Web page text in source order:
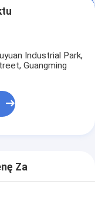
Industrial Park,
Guangming
Za